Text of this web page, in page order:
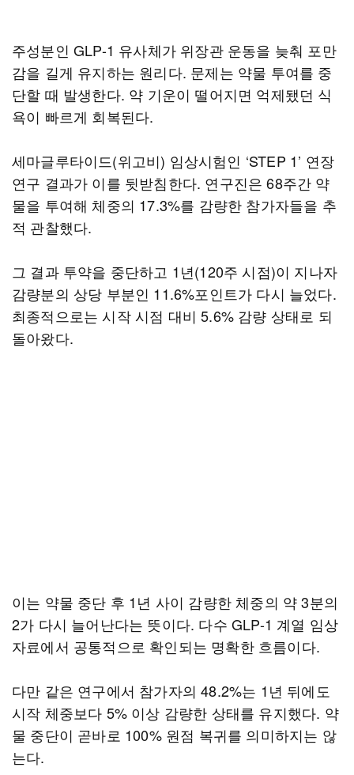
주성분인 GLP-1 유사체가 위장관 운동을 늦춰 포만
감을 길게 유지하는 원리다. 문제는 약물 투여를 중
단할 때 발생한다. 약 기운이 떨어지면 억제됐던 식
욕이 빠르게 회복된다.
세마글루타이드(위고비) 임상시험인 ‘STEP 1’ 연장
연구 결과가 이를 뒷받침한다. 연구진은 68주간 약
물을 투여해 체중의 17.3%를 감량한 참가자들을 추
적 관찰했다.
그 결과 투약을 중단하고 1년(120주 시점)이 지나자
감량분의 상당 부분인 11.6%포인트가 다시 늘었다.
최종적으로는 시작 시점 대비 5.6% 감량 상태로 되
돌아왔다.
이는 약물 중단 후 1년 사이 감량한 체중의 약 3분의
2가 다시 늘어난다는 뜻이다. 다수 GLP-1 계열 임상
자료에서 공통적으로 확인되는 명확한 흐름이다.
다만 같은 연구에서 참가자의 48.2%는 1년 뒤에도
시작 체중보다 5% 이상 감량한 상태를 유지했다. 약
물 중단이 곧바로 100% 원점 복귀를 의미하지는 않
는다.